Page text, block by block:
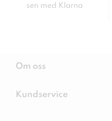
sen med Klarna
Om oss
Kundservice